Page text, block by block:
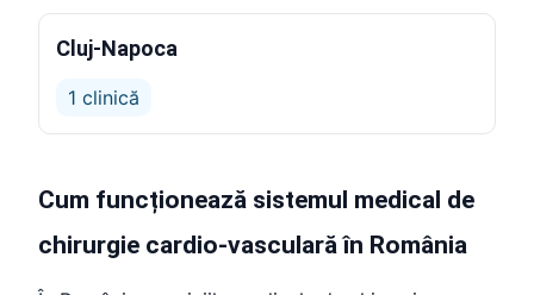
Cluj-Napoca
1 clinică
Cum funcționează sistemul medical de
chirurgie cardio-vasculară în România